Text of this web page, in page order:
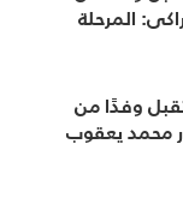
المرحلة
الوحدة
وفدًا من
محمد يعقوب